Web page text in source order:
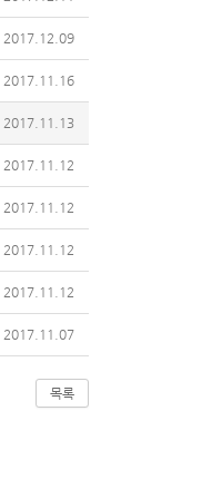
2017.12.09
2017.11.16
2017.11.13
2017.11.12
2017.11.12
2017.11.12
2017.11.12
2017.11.07
목록